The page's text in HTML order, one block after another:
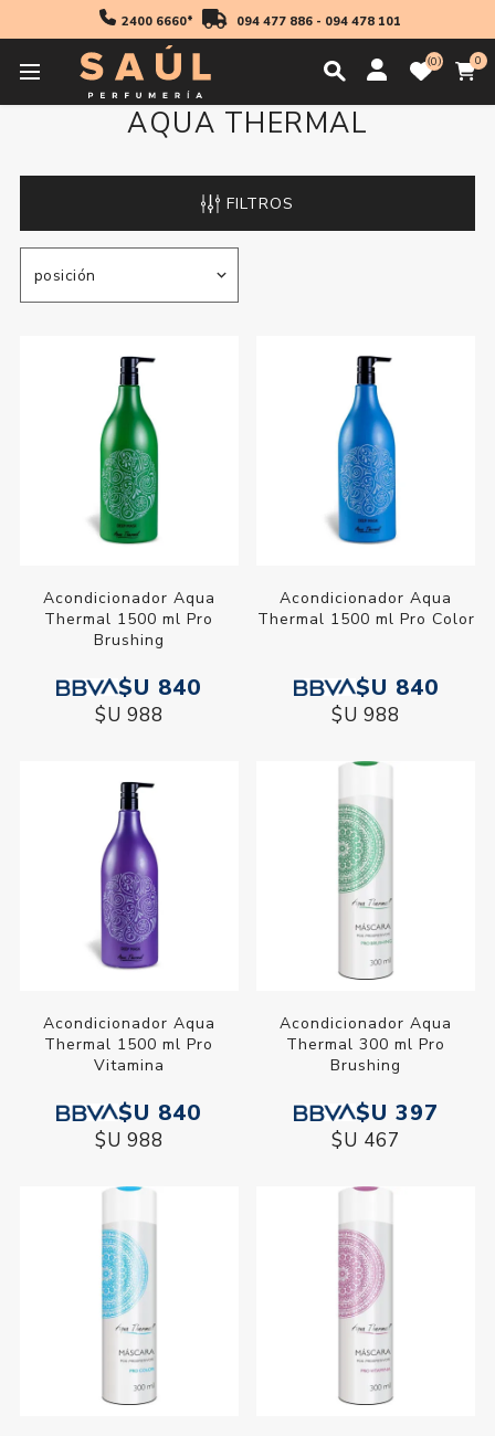
2400 6660* 094 477 886- 094 478 101
0 0
AQUA THERMAL
FILTROS
Acondicionador Aqua
Thermal 1500 ml Pro
Brushing
$U 840
$U 988
Acondicionador Aqua
Thermal 1500 ml Pro Color
$U 840
$U 988
Acondicionador Aqua
Thermal 1500 ml Pro
Vitamina
$U 840
$U 988
Acondicionador Aqua
Thermal 300 ml Pro
Brushing
$U 397
$U 467